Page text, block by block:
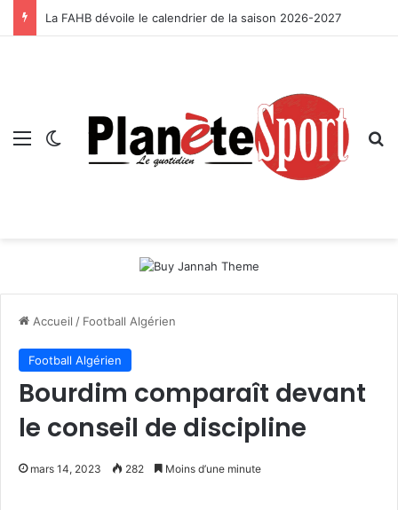
La FAHB dévoile le calendrier de la saison 2026-2027
Menu Switch skin
Accueil / Football Algérien
Football Algérien
Bourdim comparaît devant
le conseil de discipline
mars 14, 2023 282 Moins d’une minute